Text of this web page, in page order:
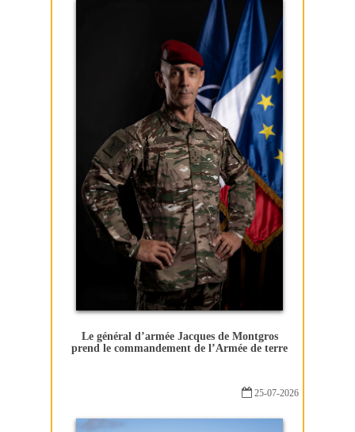
Le général d’armée Jacques de Montgros
prend le commandement de l’Armée de terre
25-07-2026